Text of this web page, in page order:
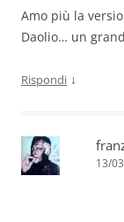
Amo più la
Daolio… un
Rispondi ↓
13/